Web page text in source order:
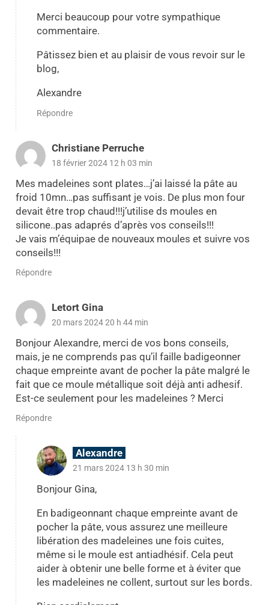
Merci beaucoup pour votre sympathique
commentaire.
Pâtissez bien et au plaisir de vous revoir sur le
blog,
Alexandre
Répondre
Christiane Perruche
18 février 2024 12 h 03 min
Mes madeleines sont plates…j’ai laissé la pâte au
froid 10mn…pas suffisant je vois. De plus mon four
devait être trop chaud!!!j’utilise ds moules en
silicone..pas adaprés d’après vos conseils!!!
Je vais m’équipae de nouveaux moules et suivre vos
conseils!!!
Répondre
Letort Gina
20 mars 2024 20 h 44 min
Bonjour Alexandre, merci de vos bons conseils,
mais, je ne comprends pas qu’il faille badigeonner
chaque empreinte avant de pocher la pâte malgré le
fait que ce moule métallique soit déjà anti adhesif.
Est-ce seulement pour les madeleines ? Merci
Répondre
Alexandre
21 mars 2024 13 h 30 min
Bonjour Gina,
En badigeonnant chaque empreinte avant de
pocher la pâte, vous assurez une meilleure
libération des madeleines une fois cuites,
même si le moule est antiadhésif. Cela peut
aider à obtenir une belle forme et à éviter que
les madeleines ne collent, surtout sur les bords.